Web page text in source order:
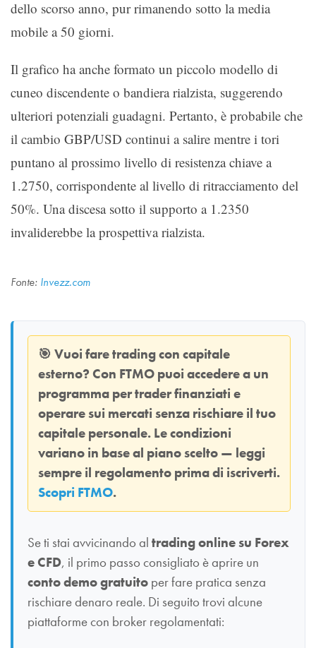
dello scorso anno, pur rimanendo sotto la media
mobile a 50 giorni.
Il grafico ha anche formato un piccolo modello di
cuneo discendente o bandiera rialzista, suggerendo
ulteriori potenziali guadagni. Pertanto, è probabile che
il cambio GBP/USD continui a salire mentre i tori
puntano al prossimo livello di resistenza chiave a
1.2750, corrispondente al livello di ritracciamento del
50%. Una discesa sotto il supporto a 1.2350
invaliderebbe la prospettiva rialzista.
Fonte: Invezz.com
🎯 Vuoi fare trading con capitale
esterno? Con FTMO puoi accedere a un
programma per trader finanziati e
operare sui mercati senza rischiare il tuo
capitale personale. Le condizioni
variano in base al piano scelto — leggi
sempre il regolamento prima di iscriverti.
Scopri FTMO.
Se ti stai avvicinando al trading online su Forex
e CFD, il primo passo consigliato è aprire un
conto demo gratuito per fare pratica senza
rischiare denaro reale. Di seguito trovi alcune
piattaforme con broker regolamentati: